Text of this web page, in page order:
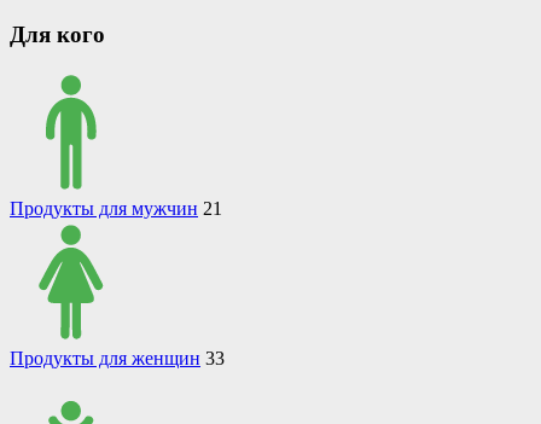
Для кого
Продукты для мужчин 21
Продукты для женщин 33